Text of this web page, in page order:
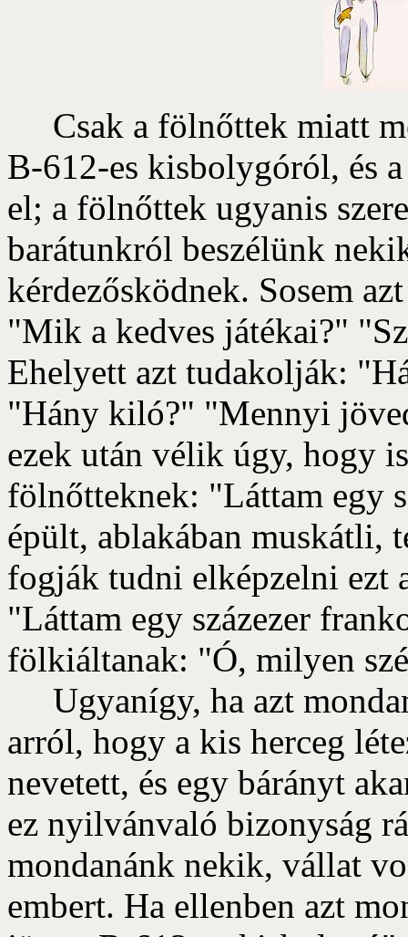
Csak a fölnőttek miatt
B-612-es kisbolygóról, és
el; a fölnőttek ugyanis
barátunkról beszélünk
kérdezősködnek. Sosem
"Mik a kedves játékai?"
Ehelyett azt tudakolják:
"Hány kiló?" "Mennyi
ezek után vélik úgy, hogy
fölnőtteknek: "Láttam egy
épült, ablakában muskátli,
fogják tudni elképzelni ezt
"Láttam egy százezer
fölkiáltanak: "Ó, milyen
Ugyanígy, ha azt
arról, hogy a kis herceg
nevetett, és egy bárányt
ez nyilvánvaló bizonyság
mondanánk nekik, vállat
embert. Ha ellenben azt